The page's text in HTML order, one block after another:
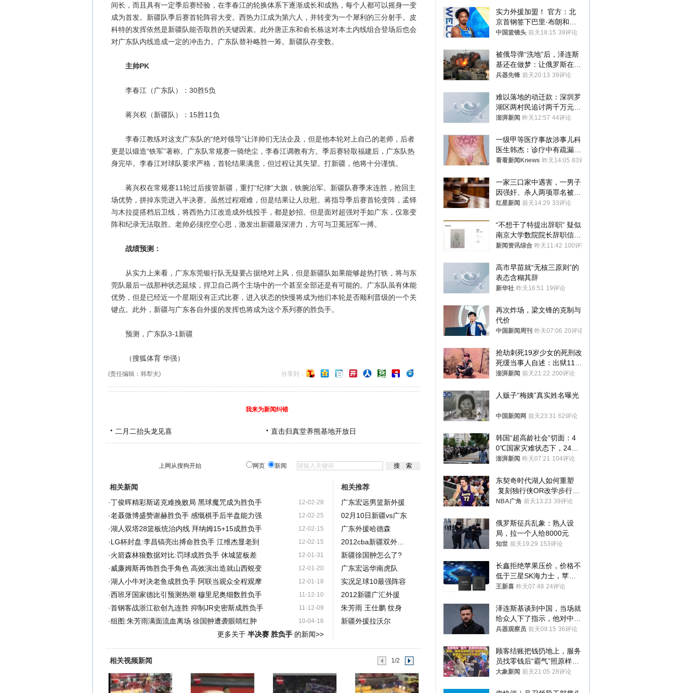
间长，而且具有一定季后赛经验，在李春江的轮换体系下逐渐成长和成熟，每个人都可以摇身一变
成为首发。新疆队季后赛首轮阵容大变。西热力江成为第六人，并转变为一个犀利的三分射手。皮
科特的发挥依然是新疆队能否取胜的关键因素。此外唐正东和俞长栋这对本土内线组合登场后也会
对广东队内线造成一定的冲击力。广东队替补略胜一筹。新疆队存变数。
主帅PK
李春江（广东队）：30胜5负
蒋兴权（新疆队）：15胜11负
李春江教练对这支广东队的“绝对领导”让洋帅们无法企及，但是他本轮对上自己的老师，后者
更是以锻造“铁军”著称。广东队常规赛一骑绝尘，李春江调教有方。季后赛轻取福建后，广东队热
身完毕。李春江对球队要求严格，首轮结果满意，但过程让其失望。打新疆，他将十分谨慎。
蒋兴权在常规赛11轮过后接管新疆，重打“纪律”大旗，铁腕治军。新疆队赛季末连胜，抢回主
场优势，拼掉东莞进入半决赛。虽然过程艰难，但是结果让人欣慰。蒋指导季后赛首轮变阵，孟铎
与木拉提搭档后卫线，将西热力江改造成外线投手，都是妙招。但是面对超强对手如广东，仅靠变
阵和纪录无法取胜。老帅必须挖空心思，激发出新疆最深潜力，方可与卫冕冠军一搏。
战绩预测：
从实力上来看，广东东莞银行队无疑要占据绝对上风，但是新疆队如果能够趁热打铁，将与东
莞队最后一战那种状态延续，捍卫自己两个主场中的一个甚至全部还是有可能的。广东队虽有体能
优势，但是已经近一个星期没有正式比赛，进入状态的快慢将成为他们本轮是否顺利晋级的一个关
键点。此外，新疆与广东各自外援的发挥也将成为这个系列赛的胜负手。
预测，广东队3-1新疆
（搜狐体育 华强）
(责任编辑：韩犁夫) 分享到：
我来为新闻纠错
二月二抬头龙见喜 直击归真堂养熊基地开放日
上网从搜狗开始 网页 新闻
相关新闻
12-02-28
·丁俊晖精彩斯诺克难挽败局 黑球魔咒成为胜负手
12-02-25
·老聂微博盛赞谢赫胜负手 感慨棋手后半盘能力强
12-02-15
·湖人双塔28篮板统治内线 拜纳姆15+15成胜负手
12-02-15
·LG杯封盘:李昌镐亮出搏命胜负手 江维杰显老到
12-01-31
·火箭森林狼数据对比:罚球成胜负手 休城篮板差
12-01-20
· 威廉姆斯再饰胜负手角色 高效演出造就山西蜕变
12-01-18
·湖人小牛对决老鱼成胜负手 阿联当观众全程观摩
11-12-10
·西班牙国家德比引预测热潮 穆里尼奥细数胜负手
11-12-09
·首钢客战浙江欲创九连胜 抑制JR史密斯成胜负手
10-04-16
·组图:朱芳雨满面流血离场 徐国翀遭袭眼睛红肿
更多关于 半决赛 胜负手的新闻>>
相关推荐
广东宏远男篮新外援
02月10日新疆vs广东
广东外援哈德森
2012cba新疆双外...
新疆徐国翀怎么了?
广东宏远华南虎队
实况足球10最强阵容
2012新疆广汇外援
朱芳雨 王仕鹏 纹身
新疆外援拉沃尔
相关视频新闻 1/2
实力外援加盟！ 官方：北
京首钢签下巴里·布朗和桑
普森
中国篮镜头 前天18:15 39评论
被俄导弹“洗地”后，泽连斯
基还在做梦：让俄罗斯在冬
季前求和？
兵器先锋 前天20:13 39评论
难以落地的动迁款：深圳罗
湖区两村民追讨两千万元动
迁款八年未果
澎湃新闻 昨天12:57 44评论
一级甲等医疗事故涉事儿科
医生韩杰：诊疗中有疏漏，
我认错，但不能认罪
看看新闻Knews 昨天14:05 83评论
一家三口家中遇害，一男子
因强奸、杀人两项罪名被判
死缓 最高检介入后改判无
红星新闻 前天14:29 33评论
“不想干了特提出辞职” 疑似
南京大学数院院长辞职信流
传 院方回应
新闻资讯综合 昨天11:42 100评论
高市早苗就“无核三原则”的
表态含糊其辞
新华社 昨天16:51 19评论
再次炸场，梁文锋的克制与
代价
中国新闻周刊 昨天07:06 20评论
抢劫刺死19岁少女的死刑改
死缓当事人自述：出狱11年
间始终刻意躲避被害人家属
澎湃新闻 前天21:22 200评论
人贩子“梅姨”真实姓名曝光
中国新闻网 前天23:31 62评论
韩国“超高龄社会”切面：4
0℃国家灾难状态下，2400
名首尔老人还在巷子里收废
澎湃新闻 昨天07:21 104评论
东契奇时代湖人如何重塑
复刻独行侠OR改学步行
者？
NBA广角 前天13:23 39评论
俄罗斯征兵乱象：熟人设
局，拉一个人给8000元
知世 前天19:29 153评论
长鑫拒绝苹果压价，价格不
低于三星SK海力士，苹果
失去了议价权
王新喜 昨天07:48 24评论
泽连斯基谈到中国，当场就
给众人下了指示，他对中国
和中乌关系，显然又有了新
兵器观察员 前天09:15 36评论
顾客结账把钱扔地上，服务
员找零钱后“霸气”照原样扔
回去
大象新闻 前天21:05 28评论